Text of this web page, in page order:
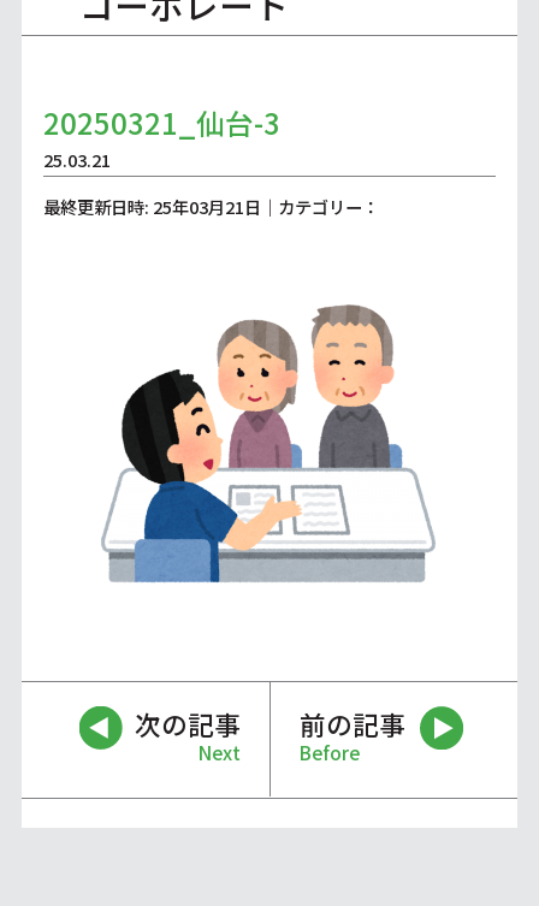
20250321_仙台-3
25.03.21
最終更新日時: 25年03月21日｜カテゴリー：
次の記事
Next
前の記事
Before